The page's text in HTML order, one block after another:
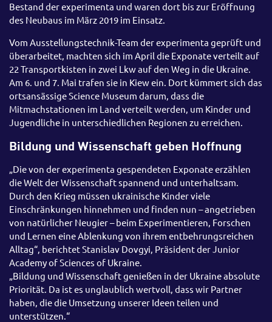
Bestand der experimenta und waren dort bis zur Eröffnung
des Neubaus im März 2019 im Einsatz.
Vom Ausstellungstechnik-Team der experimenta geprüft und
überarbeitet, machten sich im April die Exponate verteilt auf
22 Transportkisten in zwei Lkw auf den Weg in die Ukraine.
Am 6. und 7. Mai trafen sie in Kiew ein. Dort kümmert sich das
ortsansässige Science Museum darum, dass die
Mitmachstationen im Land verteilt werden, um Kinder und
Jugendliche in unterschiedlichen Regionen zu erreichen.
Bildung und Wissenschaft geben Hoffnung
„Die von der experimenta gespendeten Exponate erzählen
die Welt der Wissenschaft spannend und unterhaltsam.
Durch den Krieg müssen ukrainische Kinder viele
Einschränkungen hinnehmen und finden nun – angetrieben
von natürlicher Neugier – beim Experimentieren, Forschen
und Lernen eine Ablenkung von ihrem entbehrungsreichen
Alltag“, berichtet Stanislav Dovgyi, Präsident der Junior
Academy of Sciences of Ukraine.
„Bildung und Wissenschaft genießen in der Ukraine absolute
Priorität. Da ist es unglaublich wertvoll, dass wir Partner
haben, die die Umsetzung unserer Ideen teilen und
unterstützen.“